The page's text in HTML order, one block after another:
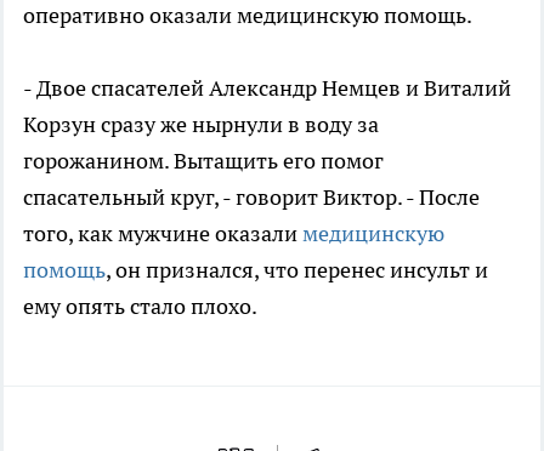
оперативно оказали медицинскую помощь.
- Двое спасателей Александр Немцев и Виталий
Корзун сразу же нырнули в воду за
горожанином. Вытащить его помог
спасательный круг, - говорит Виктор. - После
того, как мужчине оказалимедицинскую
помощь, он признался, что перенес инсульт и
ему опять стало плохо.